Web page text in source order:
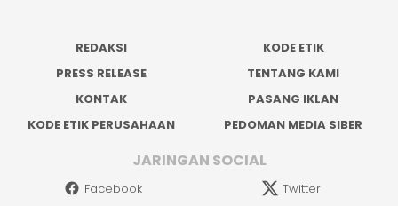
REDAKSI
KODE ETIK
PRESS RELEASE
TENTANG KAMI
KONTAK
PASANG IKLAN
KODE ETIK PERUSAHAAN
PEDOMAN MEDIA SIBER
JARINGAN SOCIAL
Facebook
Twitter